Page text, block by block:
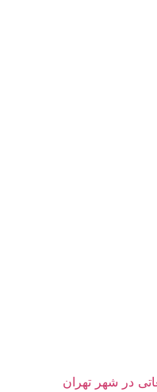
در شهر تهران